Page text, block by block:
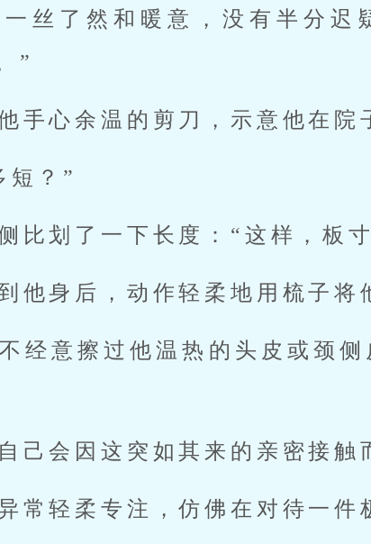
丝了然和暖意，没有半分迟
”
手心余温的剪刀，示意他在院
短？”
比划了一下长度：“这样，板
他身后，动作轻柔地用梳子将
经意擦过他温热的头皮或颈
己会因这突如其来的亲密接触
常轻柔专注，仿佛在对待一件